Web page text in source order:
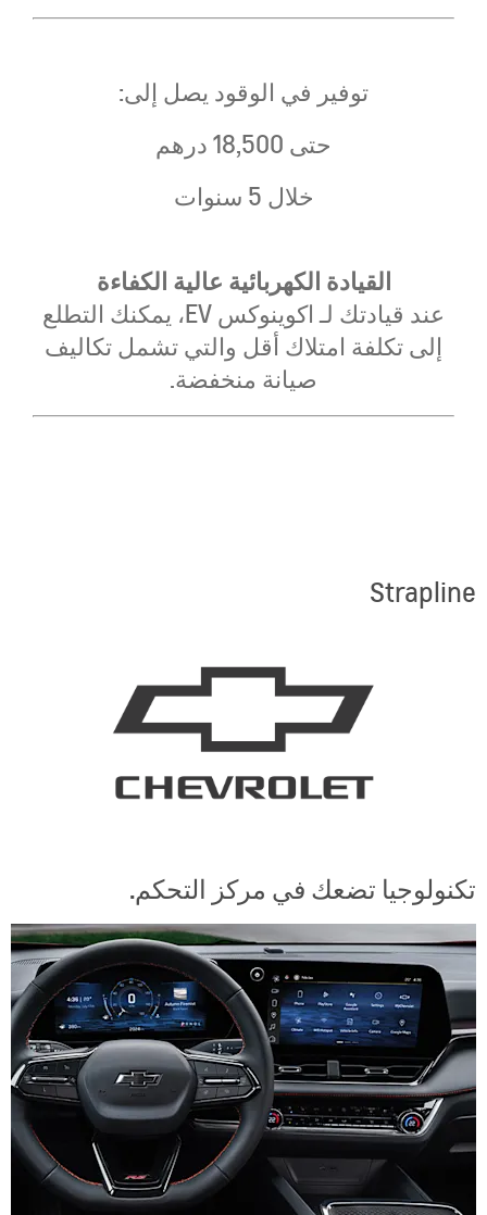
توفير في الوقود يصل إلى:
حتى 18,500 درهم
خلال 5 سنوات
القيادة الكهربائية عالية الكفاءة
عند قيادتك لـ اكوينوكس EV، يمكنك التطلع
إلى تكلفة امتلاك أقل والتي تشمل تكاليف
صيانة منخفضة.
Strapline
تكنولوجيا تضعك في مركز التحكم.